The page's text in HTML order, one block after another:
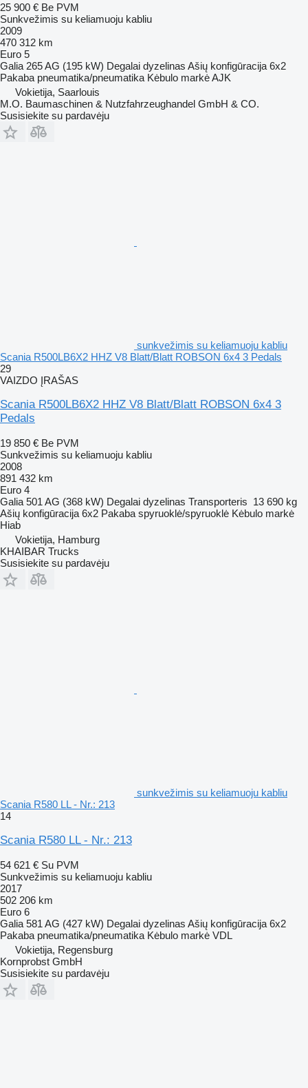
25 900 € Be PVM
Sunkvežimis su keliamuoju kabliu
2009
470 312 km
Euro 5
Galia 265 AG (195 kW) Degalai dyzelinas Ašių konfigūracija 6x2
Pakaba pneumatika/pneumatika Kėbulo markėAJK
Vokietija, Saarlouis
M.O. Baumaschinen & Nutzfahrzeughandel GmbH & CO.
Susisiekite su pardavėju
sunkvežimis su keliamuoju kabliu
Scania R500LB6X2 HHZ V8 Blatt/Blatt ROBSON 6x4 3 Pedals
29
VAIZDO ĮRAŠAS
Scania R500LB6X2 HHZ V8 Blatt/Blatt ROBSON 6x4 3
Pedals
19 850 € Be PVM
Sunkvežimis su keliamuoju kabliu
2008
891 432 km
Euro 4
Galia 501 AG (368 kW) Degalai dyzelinas Transporteris 13 690 kg
Ašių konfigūracija 6x2 Pakaba spyruoklė/spyruoklė Kėbulo markė
Hiab
Vokietija, Hamburg
KHAIBAR Trucks
Susisiekite su pardavėju
sunkvežimis su keliamuoju kabliu
Scania R580 LL - Nr.: 213
14
Scania R580 LL - Nr.: 213
54 621 € Su PVM
Sunkvežimis su keliamuoju kabliu
2017
502 206 km
Euro 6
Galia 581 AG (427 kW) Degalai dyzelinas Ašių konfigūracija 6x2
Pakaba pneumatika/pneumatika Kėbulo markė VDL
Vokietija, Regensburg
Kornprobst GmbH
Susisiekite su pardavėju